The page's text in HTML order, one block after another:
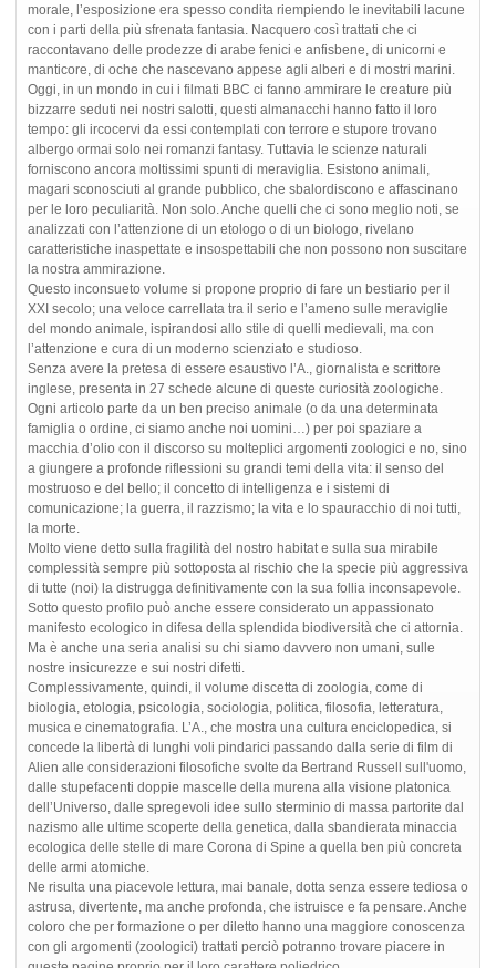
morale, l’esposizione era spesso condita riempiendo le inevitabili lacune
con i parti della più sfrenata fantasia. Nacquero così trattati che ci
raccontavano delle prodezze di arabe fenici e anfisbene, di unicorni e
manticore, di oche che nascevano appese agli alberi e di mostri marini.
Oggi, in un mondo in cui i filmati BBC ci fanno ammirare le creature più
bizzarre seduti nei nostri salotti, questi almanacchi hanno fatto il loro
tempo: gli ircocervi da essi contemplati con terrore e stupore trovano
albergo ormai solo nei romanzi fantasy. Tuttavia le scienze naturali
forniscono ancora moltissimi spunti di meraviglia. Esistono animali,
magari sconosciuti al grande pubblico, che sbalordiscono e affascinano
per le loro peculiarità. Non solo. Anche quelli che ci sono meglio noti, se
analizzati con l’attenzione di un etologo o di un biologo, rivelano
caratteristiche inaspettate e insospettabili che non possono non suscitare
la nostra ammirazione.
Questo inconsueto volume si propone proprio di fare un bestiario per il
XXI secolo; una veloce carrellata tra il serio e l’ameno sulle meraviglie
del mondo animale, ispirandosi allo stile di quelli medievali, ma con
l’attenzione e cura di un moderno scienziato e studioso.
Senza avere la pretesa di essere esaustivo l’A., giornalista e scrittore
inglese, presenta in 27 schede alcune di queste curiosità zoologiche.
Ogni articolo parte da un ben preciso animale (o da una determinata
famiglia o ordine, ci siamo anche noi uomini…) per poi spaziare a
macchia d’olio con il discorso su molteplici argomenti zoologici e no, sino
a giungere a profonde riflessioni su grandi temi della vita: il senso del
mostruoso e del bello; il concetto di intelligenza e i sistemi di
comunicazione; la guerra, il razzismo; la vita e lo spauracchio di noi tutti,
la morte.
Molto viene detto sulla fragilità del nostro habitat e sulla sua mirabile
complessità sempre più sottoposta al rischio che la specie più aggressiva
di tutte (noi) la distrugga definitivamente con la sua follia inconsapevole.
Sotto questo profilo può anche essere considerato un appassionato
manifesto ecologico in difesa della splendida biodiversità che ci attornia.
Ma è anche una seria analisi su chi siamo davvero non umani, sulle
nostre insicurezze e sui nostri difetti.
Complessivamente, quindi, il volume discetta di zoologia, come di
biologia, etologia, psicologia, sociologia, politica, filosofia, letteratura,
musica e cinematografia. L’A., che mostra una cultura enciclopedica, si
concede la libertà di lunghi voli pindarici passando dalla serie di film di
Alien alle considerazioni filosofiche svolte da Bertrand Russell sull'uomo,
dalle stupefacenti doppie mascelle della murena alla visione platonica
dell’Universo, dalle spregevoli idee sullo sterminio di massa partorite dal
nazismo alle ultime scoperte della genetica, dalla sbandierata minaccia
ecologica delle stelle di mare Corona di Spine a quella ben più concreta
delle armi atomiche.
Ne risulta una piacevole lettura, mai banale, dotta senza essere tediosa o
astrusa, divertente, ma anche profonda, che istruisce e fa pensare. Anche
coloro che per formazione o per diletto hanno una maggiore conoscenza
con gli argomenti (zoologici) trattati perciò potranno trovare piacere in